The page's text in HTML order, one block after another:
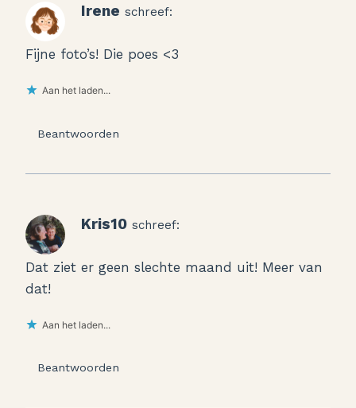
Irene schreef:
Fijne foto’s! Die poes <3
Aan het laden...
Beantwoorden
Kris10 schreef:
Dat ziet er geen slechte maand uit! Meer van
dat!
Aan het laden...
Beantwoorden